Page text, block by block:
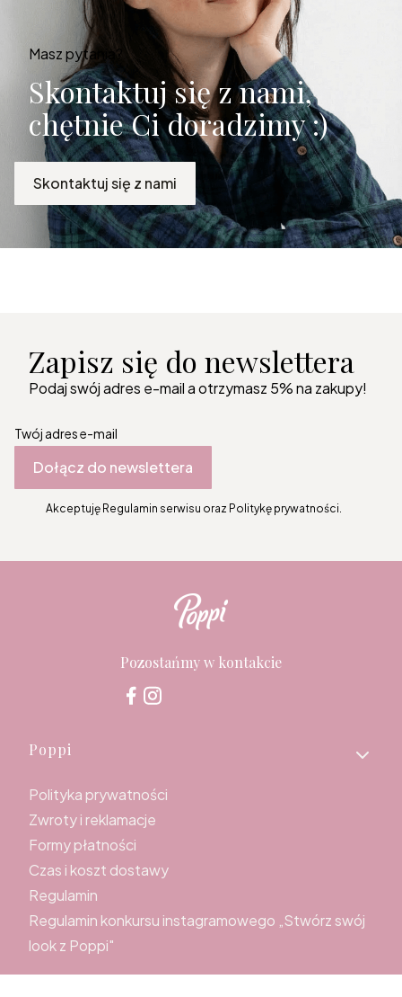
Masz pytania?
Skontaktuj się z nami,
chętnie Ci doradzimy :)
Skontaktuj się z nami
Zapisz się do newslettera
Podaj swój adres e-mail a otrzymasz 5% na zakupy!
Twój adres e-mail
Dołącz do newslettera
Akceptuję Regulamin serwisu oraz Politykę prywatności.
Pozostańmy w kontakcie
Linki w stopce
Poppi
Polityka prywatności
Zwroty i reklamacje
Formy płatności
Czas i koszt dostawy
Regulamin
Regulamin konkursu instagramowego „Stwórz swój
look z Poppi"